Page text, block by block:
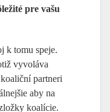
pre vašu
k tomu speje.
vyvoláva
partneri
aby na
koalície.